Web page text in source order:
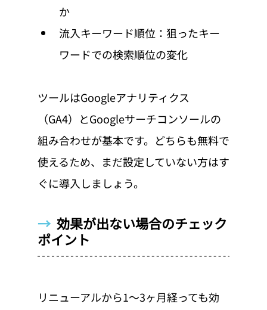
か
流入キーワード順位：狙ったキー
ワードでの検索順位の変化
ツールはGoogleアナリティクス
（GA4）とGoogleサーチコンソールの
組み合わせが基本です。どちらも無料で
使えるため、まだ設定していない方はす
ぐに導入しましょう。
→ 効果が出ない場合のチェック
ポイント
リニューアルから1〜3ヶ月経っても効